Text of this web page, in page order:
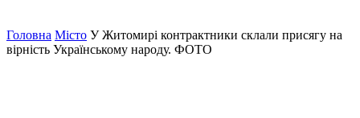
Головна Місто У Житомирі контрактники склали присягу на
вірність Українському народу. ФОТО